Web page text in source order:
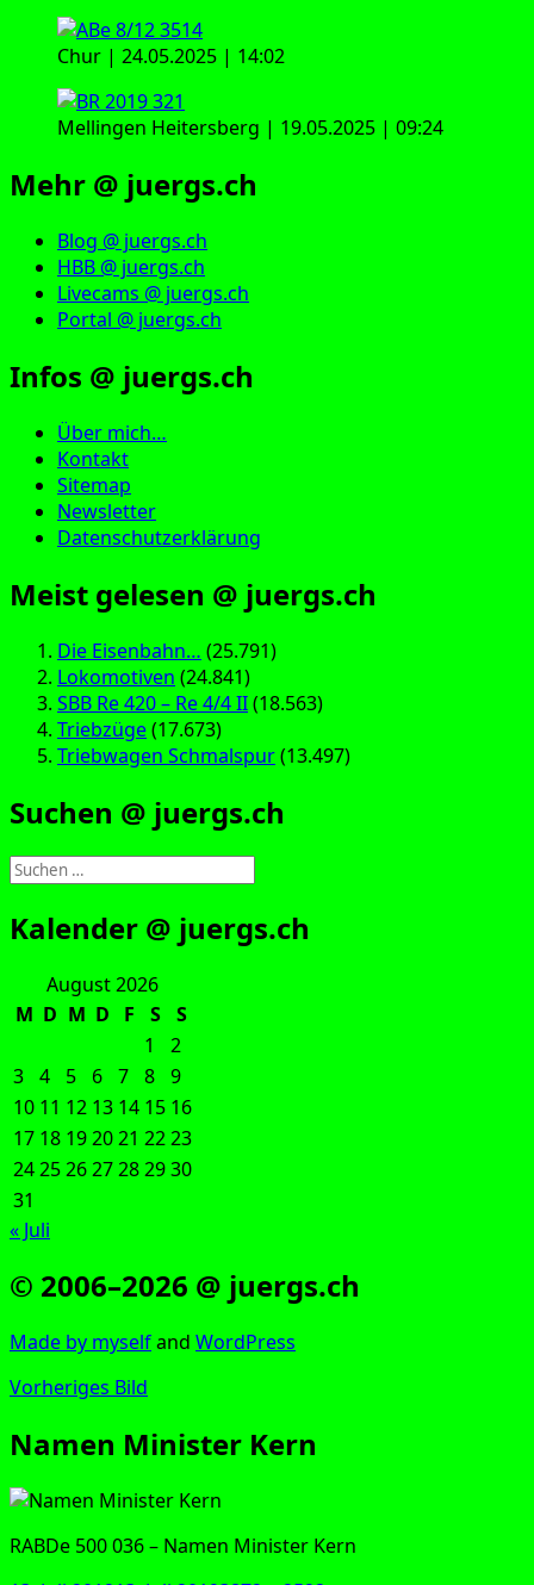
Chur | 24.05.2025 | 14:02
Mellingen Heitersberg | 19.05.2025 | 09:24
Mehr @ juergs.ch
Blog @ juergs.ch
HBB @ juergs.ch
Livecams @ juergs.ch
Portal @ juergs.ch
Infos @ juergs.ch
Über mich…
Kontakt
Sitemap
Newsletter
Datenschutzerklärung
Meist gelesen @ juergs.ch
Die Eisenbahn… (25.791)
Lokomotiven (24.841)
SBB Re 420 – Re 4/4 II(18.563)
Triebzüge(17.673)
Triebwagen Schmalspur(13.497)
Suchen @ juergs.ch
Suchen
nach:
Kalender @ juergs.ch
August 2026
M D M D F S
S
1
2
3 4 5 6 7 8 9
10 11 12 13 14 15 16
17 18 192021 2223
24252627282930
31
« Juli
© 2006–2026 @ juergs.ch
Made by mys­elfand Word­Press
Vorheriges Bild
Namen Minister Kern
RAB­De 500 036 – Namen Minis­ter Kern